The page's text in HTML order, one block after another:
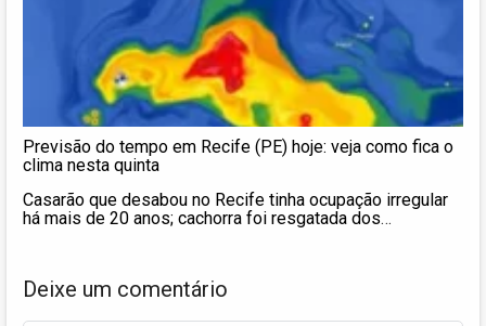
Previsão do tempo em Recife (PE) hoje: veja como fica o
clima nesta quinta
Casarão que desabou no Recife tinha ocupação irregular
há mais de 20 anos; cachorra foi resgatada dos
Deixe um comentário